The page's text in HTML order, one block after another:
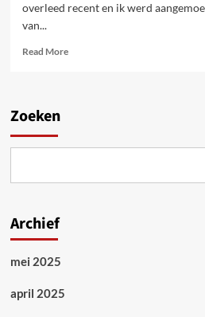
overleed recent en ik werd
van...
Read MoreRead
zijn
Zoeken
Archief
mei 2025
april 2025